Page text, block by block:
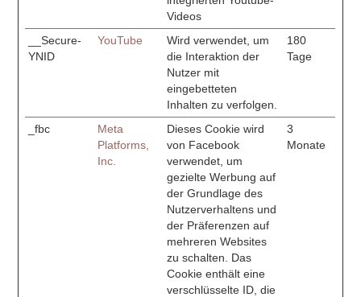
Videos
__Secure-
YNID
YouTube
Wird verwendet, um
die Interaktion der
Nutzer mit
eingebetteten
Inhalten zu verfolgen.
180
Tage
_fbc
Meta
Platforms,
Inc.
Dieses Cookie wird
von Facebook
verwendet, um
gezielte Werbung auf
der Grundlage des
Nutzerverhaltens und
der Präferenzen auf
mehreren Websites
zu schalten. Das
Cookie enthält eine
verschlüsselte ID, die
3
Monate